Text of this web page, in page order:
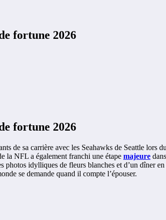
fortune 2026
fortune 2026
de sa carrière avec les Seahawks de Seattle
la NFL a également franchi une étape majeure
idylliques de fleurs blanches et d’un dîner
se demande quand il compte l’épouser.